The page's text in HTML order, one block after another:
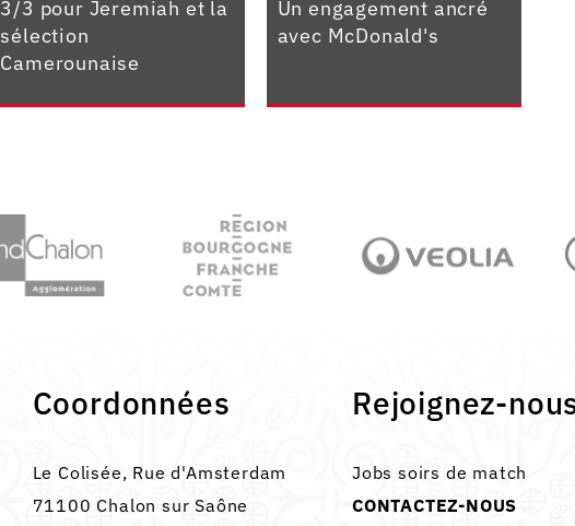
3/3 pour Jeremiah et la
sélection
Camerounaise
Un engagement ancré
avec McDonald's
Coordonnées
Le Colisée, Rue d'Amsterdam
71100 Chalon sur Saône
Rejoignez-
Jobs soirs de match
CONTACTEZ-NOUS